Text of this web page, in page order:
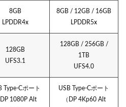
8GB
LPDDR4x
8GB / 12GB / 16GB
LPDDR5x
128GB
UFS3.1
128GB / 256GB /
1TB
UFS4.0
Type-Cポート
DP 1080P Alt
USB Type-Cポート
（DP 4Kp60 Alt